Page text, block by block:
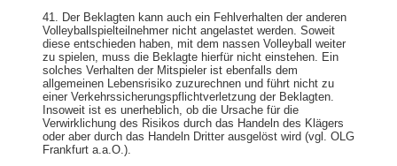
41. Der Beklagten kann auch ein Fehlverhalten der anderen
Volleyballspielteilnehmer nicht angelastet werden. Soweit
diese entschieden haben, mit dem nassen Volleyball weiter
zu spielen, muss die Beklagte hierfür nicht einstehen. Ein
solches Verhalten der Mitspieler ist ebenfalls dem
allgemeinen Lebensrisiko zuzurechnen und führt nicht zu
einer Verkehrssicherungspflichtverletzung der Beklagten.
Insoweit ist es unerheblich, ob die Ursache für die
Verwirklichung des Risikos durch das Handeln des Klägers
oder aber durch das Handeln Dritter ausgelöst wird (vgl. OLG
Frankfurt a.a.O.).